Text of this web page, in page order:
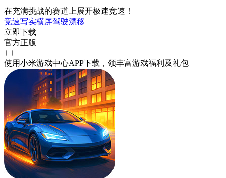
在充满挑战的赛道上展开极速竞速！
竞速写实横屏驾驶漂移
立即下载
官方正版
使用小米游戏中心APP下载 ，领丰富游戏福利 及礼包